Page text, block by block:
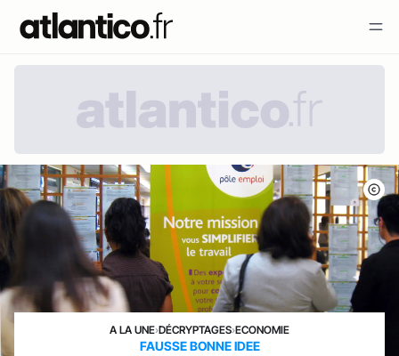
A LA UNE›DÉCRYPTAGES›ECONOMIE
FAUSSE BONNE IDEE